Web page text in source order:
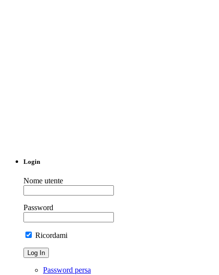
Login
Nome utente
Password
Ricordami
Password persa